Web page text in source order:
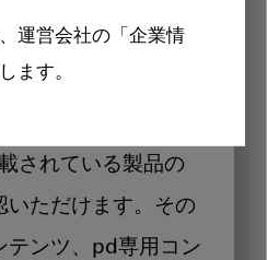
運営会社の「企業情
ます。
も閲覧可能
されている製品の
いただけます。その
テンツ、pd専用コン